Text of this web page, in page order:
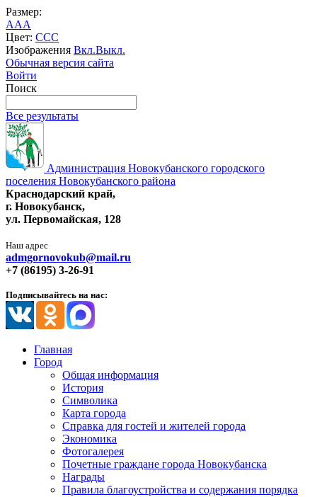
Размер:
AAA
Цвет: CCC
Изображения Вкл.Выкл.
Обычная версия сайта
Войти
Поиск
Все результаты
Администрация Новокубанского городского
поселения Новокубанского района
Краснодарский край,
г. Новокубанск,
ул. Первомайская, 128
Наш адрес
admgornovokub@mail.ru
+7 (86195) 3-26-91
Подписывайтесь на нас:
Главная
Город
Общая информация
История
Символика
Карта города
Справка для гостей и жителей города
Экономика
Фотогалерея
Почетные граждане города Новокубанска
Награды
Правила благоустройства и содержания порядка